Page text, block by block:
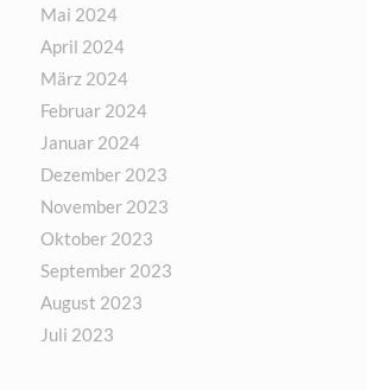
Mai 2024
April 2024
März 2024
Februar 2024
Januar 2024
Dezember 2023
November 2023
Oktober 2023
September 2023
August 2023
Juli 2023